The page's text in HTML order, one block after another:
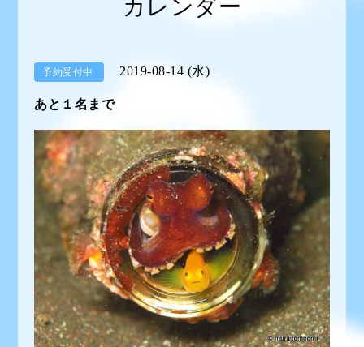
カレンダー
予約受付中 2019-08-14 (水)
あと１名まで